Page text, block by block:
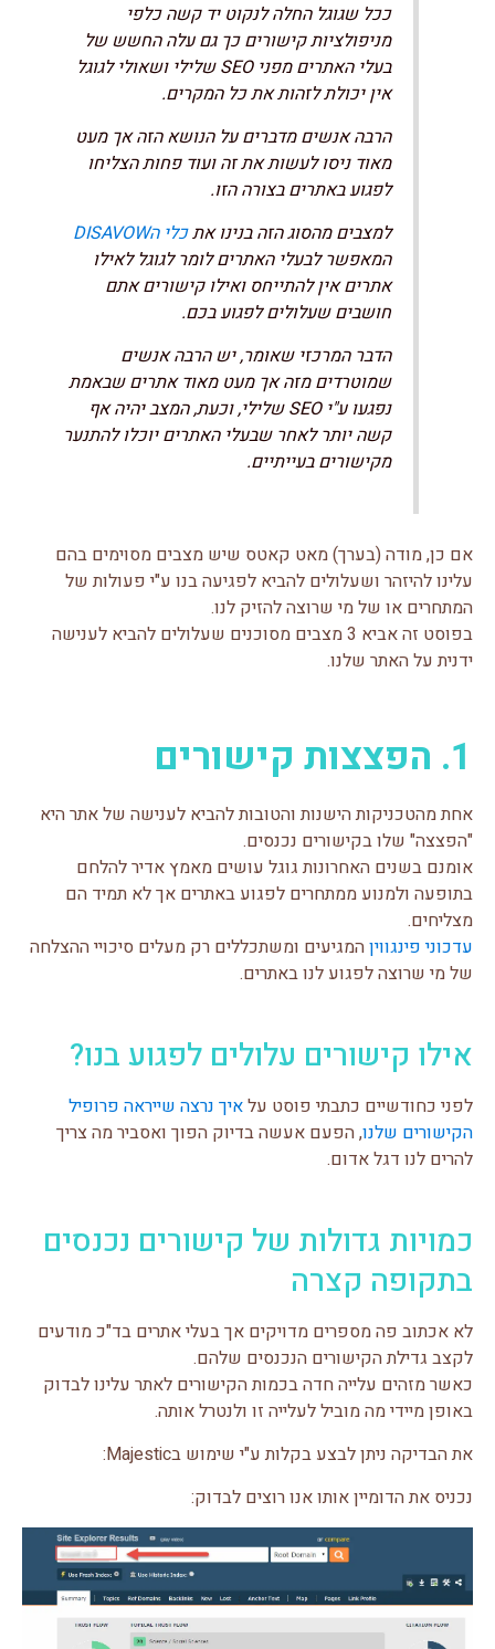
ככל שגוגל החלה לנקוט יד קשה כלפי
מניפולציות קישורים כך גם עלה החשש של
בעלי האתרים מפני SEO שלילי ושאולי לגוגל
אין יכולת לזהות את כל המקרים.
הרבה אנשים מדברים על הנושא הזה אך מעט
מאוד ניסו לעשות את זה ועוד פחות הצליחו
לפגוע באתרים בצורה הזו.
למצבים מהסוג הזה בנינו אתכלי הDISAVOW
המאפשר לבעלי האתרים לומר לגוגל לאילו
אתרים אין להתייחס ואילו קישורים אתם
חושבים שעלולים לפגוע בכם.
הדבר המרכזי שאומר, יש הרבה אנשים
שמוטרדים מזה אך מעט מאוד אתרים שבאמת
נפגעו ע"י SEO שלילי, וכעת, המצב יהיה אף
קשה יותר לאחר שבעלי האתרים יוכלו להתנער
מקישורים בעייתיים.
אם כן, מודה (בערך) מאט קאטס שיש מצבים מסוימים בהם
עלינו להיזהר ושעלולים להביא לפגיעה בנו ע"י פעולות של
המתחרים או של מי שרוצה להזיק לנו.
בפוסט זה אביא 3 מצבים מסוכנים שעלולים להביא לענישה
ידנית על האתר שלנו.
1. הפצצות קישורים
אחת מהטכניקות הישנות והטובות להביא לענישה של אתר היא
"הפצצה" שלו בקישורים נכנסים.
אומנם בשנים האחרונות גוגל עושים מאמץ אדיר להלחם
בתופעה ולמנוע ממתחרים לפגוע באתרים אך לא תמיד הם
מצליחים.
עדכוני פינגוויןהמגיעים ומשתכללים רק מעלים סיכויי ההצלחה
של מי שרוצה לפגוע לנו באתרים.
אילו קישורים עלולים לפגוע בנו?
לפני כחודשיים כתבתי פוסט עלאיך נרצה שייראה פרופיל
הקישורים שלנו, הפעם אעשה בדיוק הפוך ואסביר מה צריך
להרים לנו דגל אדום.
כמויות גדולות של קישורים נכנסים
בתקופה קצרה
לא אכתוב פה מספרים מדויקים אך בעלי אתרים בד"כ מודעים
לקצב גדילת הקישורים הנכנסים שלהם.
כאשר מזהים עלייה חדה בכמות הקישורים לאתר עלינו לבדוק
באופן מיידי מה מוביל לעלייה זו ולנטרל אותה.
את הבדיקה ניתן לבצע בקלות ע"י שימוש בMajestic:
נכניס את הדומיין אותו אנו רוצים לבדוק: